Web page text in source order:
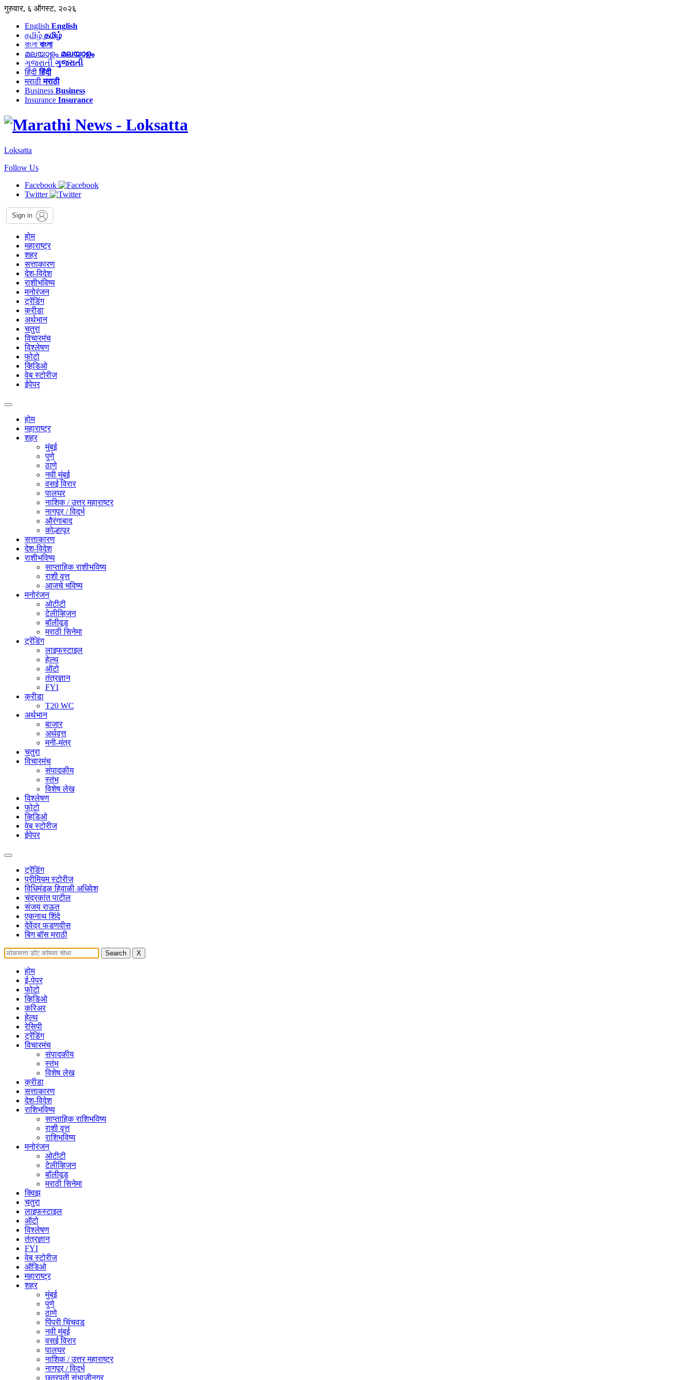
गुरुवार, ६ ऑगस्ट, २०२६
English English
தமிழ் தமிழ்
বাংলা বাংলা
മലയാളം മലയാളം
ગુજરાતી ગુજરાતી
हिंदीहिंदी
मराठीमराठी
Business Business
Insurance Insurance
Loksatta
Follow Us
Facebook
Twitter
Sign in
होम
महाराष्ट्र
शहर
सत्ताकारण
देश-विदेश
राशीभविष्य
मनोरंजन
ट्रेंडिंग
क्रीडा
अर्थभान
चतुरा
विचारमंच
विश्लेषण
फोटो
व्हिडिओ
वेब स्टोरीज
ईपेपर
होम
महाराष्ट्र
शहर
मुंबई
पुणे
ठाणे
नवी मुंबई
वसई विरार
पालघर
नाशिक / उत्तर महाराष्ट्र
नागपूर / विदर्भ
औरंगाबाद
कोल्हापूर
सत्ताकारण
देश-विदेश
राशीभविष्य
साप्ताहिक राशीभविष्य
राशी वृत्त
आजचे भविष्य
मनोरंजन
ओटीटी
टेलीव्हिजन
बॉलीवूड
मराठी सिनेमा
ट्रेंडिंग
लाइफस्टाइल
हेल्थ
ऑटो
तंत्रज्ञान
FYI
क्रीडा
T20 WC
अर्थभान
बाजार
अर्थवृत्त
मनी-मंत्र
चतुरा
विचारमंच
संपादकीय
स्तंभ
विशेष लेख
विश्लेषण
फोटो
व्हिडिओ
वेब स्टोरीज
ईपेपर
ट्रेंडिंग
प्रीमियम स्टोरीज
विधिमंडळ हिवाळी अधिवेश
चंद्रकांत पाटील
संजय राऊत
एकनाथ शिंदे
देवेंद्र फडणवीस
बिग बॉस मराठी
Search X
होम
ई-पेपर
फोटो
व्हिडिओ
करिअर
हेल्थ
रेसिपी
ट्रेंडिंग
विचारमंच
संपादकीय
स्तंभ
विशेष लेख
क्रीडा
सत्ताकारण
देश-विदेश
राशिभविष्य
साप्ताहिक राशिभविष्य
राशी वृत्त
राशिभविष्य
मनोरंजन
ओटीटी
टेलीव्हिजन
बॉलीवूड
मराठी सिनेमा
क्विझ
चतुरा
लाइफस्टाइल
ऑटो
विश्लेषण
तंत्रज्ञान
FYI
वेब स्टोरीज
ऑडिओ
महाराष्ट्र
शहर
मुंबई
पुणे
ठाणे
पिंपरी चिंचवड
नवी मुंबई
वसई विरार
पालघर
नाशिक / उत्तर महाराष्ट्र
नागपूर / विदर्भ
छत्रपती संभाजीनगर